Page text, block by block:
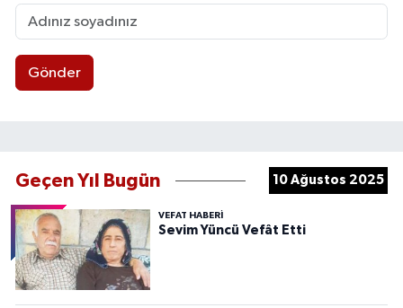
Gönder
Geçen Yıl Bugün 10 Ağustos 2025
VEFAT HABERI
Sevim Yüncü Vefât Etti